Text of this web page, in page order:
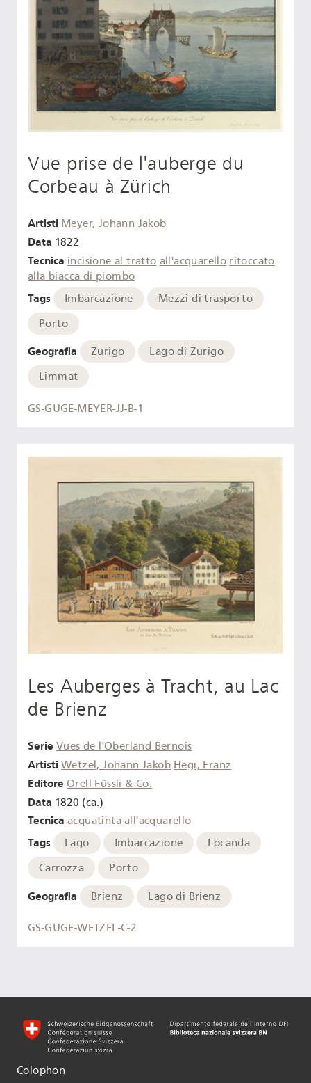
Vue prise de l'auberge du
Corbeau à Zürich
Artisti Meyer, Johann Jakob
Data 1822
Tecnica incisione al tratto all'acquarello ritoccato
alla biacca di piombo
Tags Imbarcazione
Mezzi di trasporto
Porto
Geografia Zurigo
Lago di Zurigo
Limmat
GS-GUGE-MEYER-JJ-B-1
Les Auberges à Tracht, au Lac
de Brienz
Serie Vues de l'Oberland Bernois
Artisti Wetzel, Johann Jakob Hegi, Franz
Editore Orell Füssli & Co.
Data 1820 (ca.)
Tecnica acquatinta all'acquarello
Tags Lago Imbarcazione
Locanda
Carrozza
Porto
Geografia Brienz Lago di Brienz
GS-GUGE-WETZEL-C-2
Colophon